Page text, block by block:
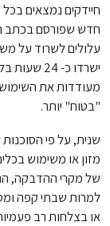
חיידקים נמצאים
חדש שפורסם בכתב
ישרדו כ-
מעודדות את
"בטוח" יותר.
שנית, על פי הסוכנות
מזון או משימוש
של מקרי ההדבקה,
למרות שבתי קפה
או בצלחות רב